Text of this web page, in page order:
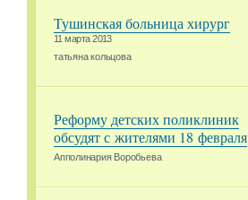
Тушинская больница хирург
11 марта 2013
татьяна кольцова
Реформу детских поликлиник
обсудят с жителями 18 февраля
Апполинария Воробьева